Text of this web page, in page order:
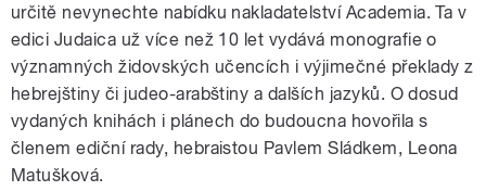
určitě nevynechte nabídku nakladatelství Academia. Ta v
edici Judaica už více než 10 let vydává monografie o
významných židovských učencích i výjimečné překlady z
hebrejštiny či judeo-arabštiny a dalších jazyků. O dosud
vydaných knihách i plánech do budoucna hovořila s
členem ediční rady, hebraistou Pavlem Sládkem, Leona
Matušková.